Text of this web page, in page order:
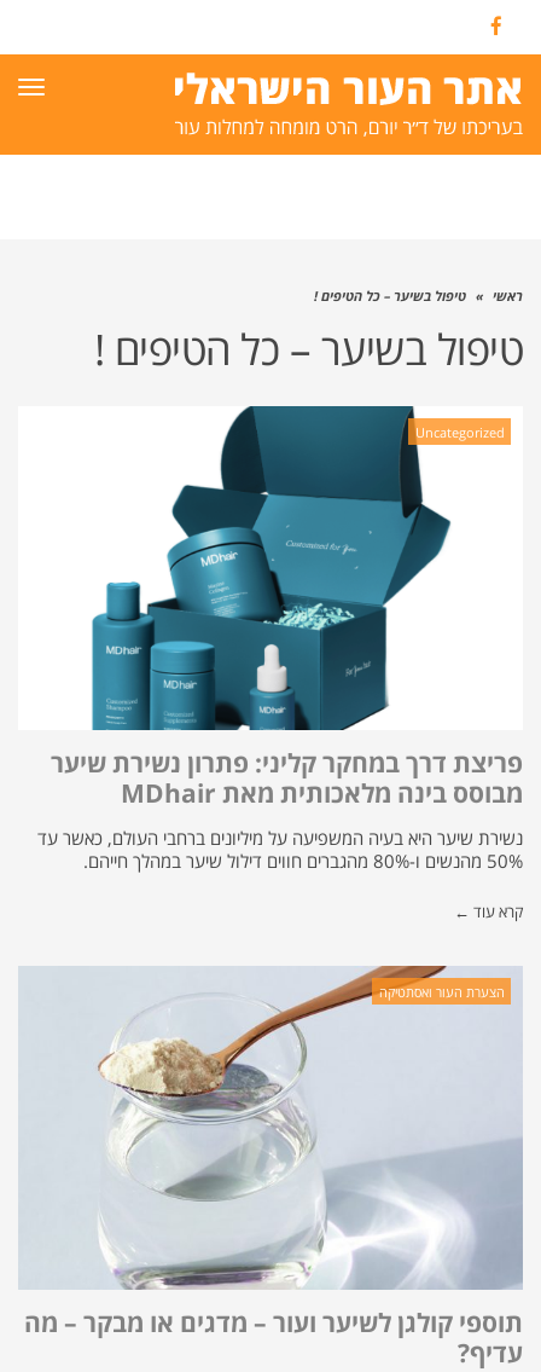
Facebook
ראשי » טיפול בשיער – כל הטיפים !
טיפול בשיער – כל הטיפים !
Uncategorized
פריצת דרך במחקר קליני: פתרון נשירת שיער
מבוסס בינה מלאכותית מאת MDhair
נשירת שיער היא בעיה המשפיעה על מיליונים ברחבי העולם, כאשר עד
50% מהנשים ו-80% מהגברים חווים דילול שיער במהלך חייהם.
קרא עוד ←
הצערת העור ואסתטיקה
תוספי קולגן לשיער ועור – מדגים או מבקר – מה
עדיף?